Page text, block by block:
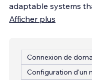
adaptable systems
Afficher plus
Connexion de